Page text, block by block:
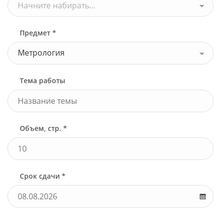
Начните набирать...
Предмет *
Метрология
Тема работы
Объем, стр. *
Срок сдачи *